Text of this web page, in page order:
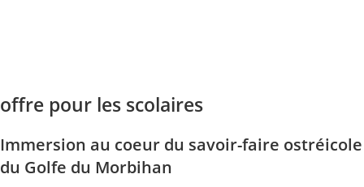
offre pour les scolaires
Immersion au coeur du savoir-faire ostréicole
du Golfe du Morbihan